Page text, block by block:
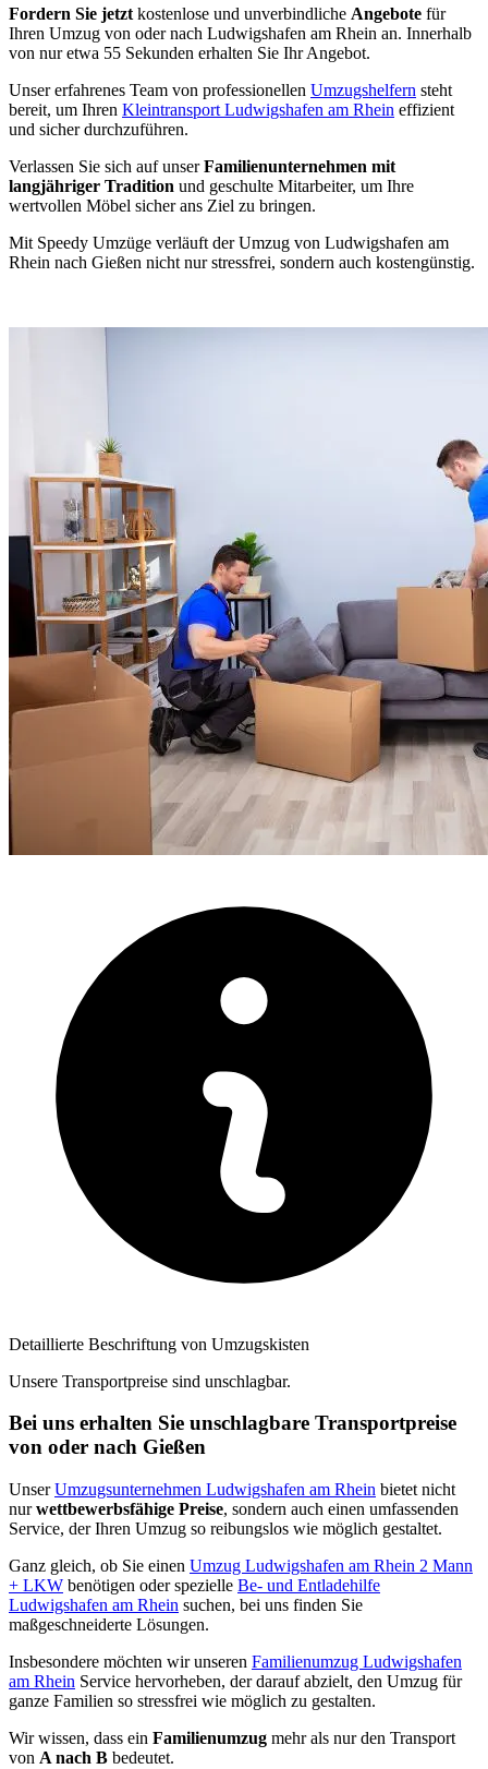
Fordern Sie jetzt kostenlose und unverbindliche Angebote für
Ihren Umzug von oder nach Ludwigshafen am Rhein an. Innerhalb
von nur etwa 55 Sekunden erhalten Sie Ihr Angebot.
Unser erfahrenes Team von professionellen Umzugshelfern steht
bereit, um Ihren Kleintransport Ludwigshafen am Rhein effizient
und sicher durchzuführen.
Verlassen Sie sich auf unserFamilienunternehmen mit
langjähriger Tradition und geschulte Mitarbeiter, um Ihre
wertvollen Möbel sicher ans Ziel zu bringen.
Mit Speedy Umzüge verläuft der Umzug von Ludwigshafen am
Rhein nach Gießen nicht nur stressfrei, sondern auch kostengünstig.
Detaillierte Beschriftung von Umzugskisten
Unsere Transportpreise sind unschlagbar.
Bei uns erhalten Sie unschlagbare Transportpreise
von oder nach Gießen
UnserUmzugsunternehmen Ludwigshafen am Rhein bietet nicht
nurwettbewerbsfähige Preise, sondern auch einen umfassenden
Service, der Ihren Umzug so reibungslos wie möglich gestaltet.
Ganz gleich, ob Sie einen Umzug Ludwigshafen am Rhein 2 Mann
+ LKW benötigen oder spezielle Be- und Entladehilfe
Ludwigshafen am Rhein suchen, bei uns finden Sie
maßgeschneiderte Lösungen.
Insbesondere möchten wir unseren Familienumzug Ludwigshafen
am Rhein Service hervorheben, der darauf abzielt, den Umzug für
ganze Familien so stressfrei wie möglich zu gestalten.
Wir wissen, dass ein Familienumzug mehr als nur den Transport
von A nach B bedeutet.